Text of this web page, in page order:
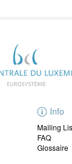
Info
Mailing
FAQ
Glossaire